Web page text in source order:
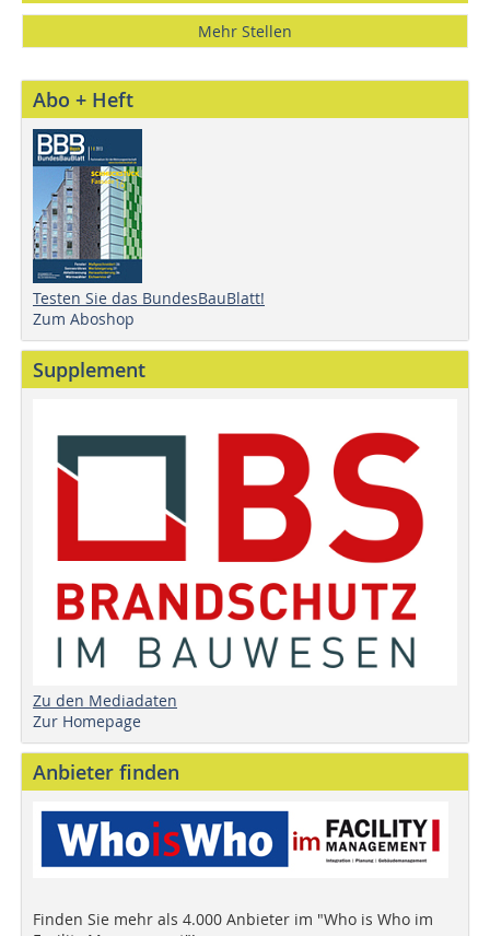
Mehr Stellen
Abo + Heft
Testen Sie das BundesBauBlatt!
Zum Aboshop
Supplement
Zu den Mediadaten
Zur Homepage
Anbieter finden
Finden Sie mehr als 4.000 Anbieter im "Who is Who im